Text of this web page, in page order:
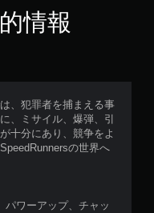
情報
、犯罪者を捕まえる事
、ミサイル、爆弾、引
十分にあり、競争をよ
の世界へ
パワーアップ、チャッ